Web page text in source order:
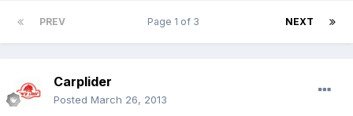
PREV NEXT
Page 1 of 3
Carplider
Posted March 26, 2013